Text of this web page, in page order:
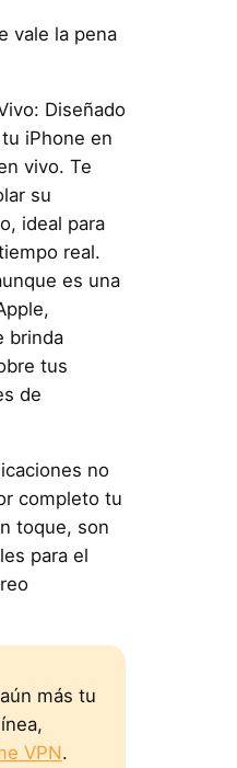
vale la pena
Diseñado
iPhone en
vivo. Te
su
ideal para
real.
es una
brinda
tus
de
no
completo tu
toque, son
para el
más tu
VPN.